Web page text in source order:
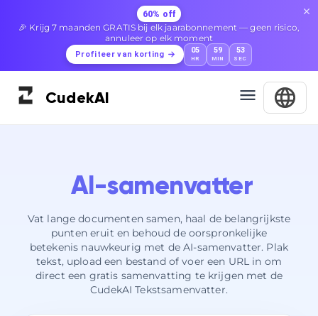
60% off
🎉 Krijg 7 maanden GRATIS bij elk jaarabonnement — geen risico,
annuleer op elk moment
Profiteer van korting 05
HR
59
MIN
52
SEC
CudekAI
AI-samenvatter
Vat lange documenten samen, haal de belangrijkste
punten eruit en behoud de oorspronkelijke
betekenis nauwkeurig met de AI-samenvatter. Plak
tekst, upload een bestand of voer een URL in om
direct een gratis samenvatting te krijgen met de
CudekAI Tekstsamenvatter.